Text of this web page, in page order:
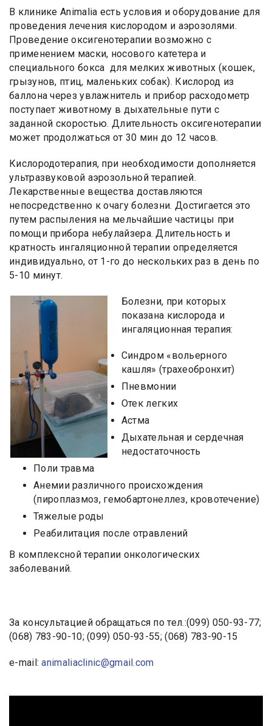
В клинике Animalia есть условия и оборудование для
проведения лечения кислородом и аэрозолями.
Проведение оксигенотерапии возможно с
применением маски, носового катетера и
специального бокса для мелких животных (кошек,
грызунов, птиц, маленьких собак). Кислород из
баллона через увлажнитель и прибор расходометр
поступает животному в дыхательные пути с
заданной скоростью. Длительность оксигенотерапии
может продолжаться от 30 мин до 12 часов.
Кислородотерапия, при необходимости дополняется
ультразвуковой аэрозольной терапией.
Лекарственные вещества доставляются
непосредственно к очагу болезни. Достигается это
путем распыления на мельчайшие частицы при
помощи прибора небулайзера. Длительность и
кратность ингаляционной терапии определяется
индивидуально, от 1-го до нескольких раз в день по
5-10 минут.
Болезни, при которых
показана кислорода и
ингаляционная терапия:
Синдром «вольерного
кашля» (трахеобронхит)
Пневмонии
Отек легких
Астма
Дыхательная и сердечная
недостаточность
Поли травма
Анемии различного происхождения
(пироплазмоз, гемобартонеллез, кровотечение)
Тяжелые роды
Реабилитация после отравлений
В комплексной терапии онкологических
заболеваний.
За консультацией обращаться по тел.:(099) 050-93-77;
(068) 783-90-10; (099) 050-93-55; (068) 783-90-15
e-mail:animaliaclinic@gmail.com